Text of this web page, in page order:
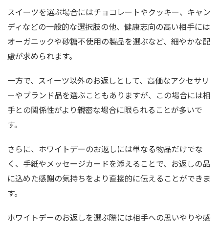
スイーツを選ぶ場合にはチョコレートやクッキー、キャン
ディなどの一般的な選択肢の他、健康志向の高い相手には
オーガニックや砂糖不使用の製品を選ぶなど、細やかな配
慮が求められます。
一方で、スイーツ以外のお返しとして、高価なアクセサリ
ーやブランド品を選ぶこともありますが、この場合には相
手との関係性がより親密な場合に限られることが多いで
す。
さらに、ホワイトデーのお返しには単なる物品だけでな
く、手紙やメッセージカードを添えることで、お返しの品
に込めた感謝の気持ちをより直接的に伝えることができま
す。
ホワイトデーのお返しを選ぶ際には相手への思いやりや感